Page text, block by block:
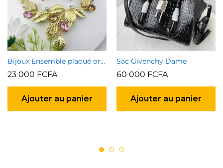
Bijoux Ensemble plaqué or garanti type 2
23 000 FCFA
Ajouter au panier
Sac Givenchy Dame
60 000 FCFA
Ajouter au panier